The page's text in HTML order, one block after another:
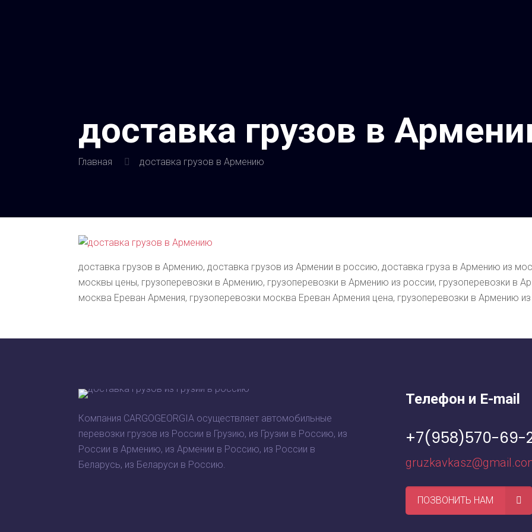
доставка грузов в
Главная доставка грузов в Армению
доставка грузов в Армению, доставка грузов из Армении в россию, доставка груза в Армению из
москвы цены, грузоперевозки в Армению, грузоперевозки в Армению из россии, грузоперевозки в
москва Ереван Армения, грузоперевозки москва Ереван Армения цена, грузоперевозки в Армению
Компания CARGOGEORGIA осуществляет автомобильные
перевозки грузов из России в Грузию, из Грузии в Россию, из
России в Армению, из Армении в Россию, из России в
Беларусь, из Беларуси в Россию.
Телефон и E-mail
+7(958)570-69-
ПОЗВОНИТЬ НАМ